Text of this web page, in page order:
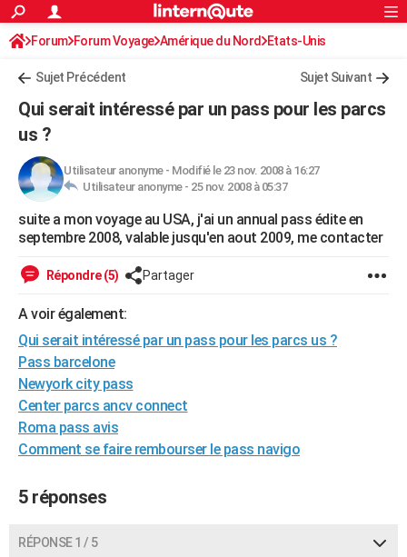
ACTUALITÉS
Politique
Société
Faits Divers
Education
Monde
Villes
+
Programme TV
Streaming
Cinéma
Sorties cinéma
Musique
FINANCE
Retraite
Impôts
Epargne
Immobilier
Risques naturels par ville
Banque
Assurance
Crédit
AUTO
Essais
Réserver un essai
Citadines
Berlines
SUV
Forum auto
HIGH-TECH
Mobiles
Meilleur smartphone
Internet
Ordinateurs
Jeux vidéo
Guide high-tech
+BRICOLAGE
Forum
Aménagement intérieur
Extérieur
Cuisine
Salle de bains
Jardinage
Rangement
WEEK-END
Guides de France
Escapades
Patrimoine
Expositions
Musées
Week-end nature
+LIFESTYLE
Art de vivre
Bien-être
Loisirs
Mode
Modes de vie
SANTE
Alimentation
Guide de la santé
Maladies
Médicaments
Sommeil
VOYAGE
Destinations
City break
Voyage nature
Voyage de noces
Forum
Climat
+PHOTO
BONS PLANS
CARTE DE VOEUX
Rechercher
S'inscrire
Connexion
Forum Forum Voyage Amérique du Nord Etats-Unis
Sujet Précédent Sujet Suivant
Qui serait intéressé par un pass pour les parcs
us ?
Utilisateur anonyme- Modifié le 23 nov. 2008 à 16:27
Utilisateur anonyme - 25 nov. 2008 à 05:37
suite a mon voyage au USA, j'ai un annual pass édite en
septembre 2008, valable jusqu'en aout 2009, me contacter
Répondre (5) Partager
A voir également:
Qui serait intéressé par un pass pour les parcs us ?
Pass barcelone
Newyork city pass
Center parcs ancv connect
Roma pass avis
Comment se faire rembourser le pass navigo
5 réponses
RÉPONSE 1 / 5